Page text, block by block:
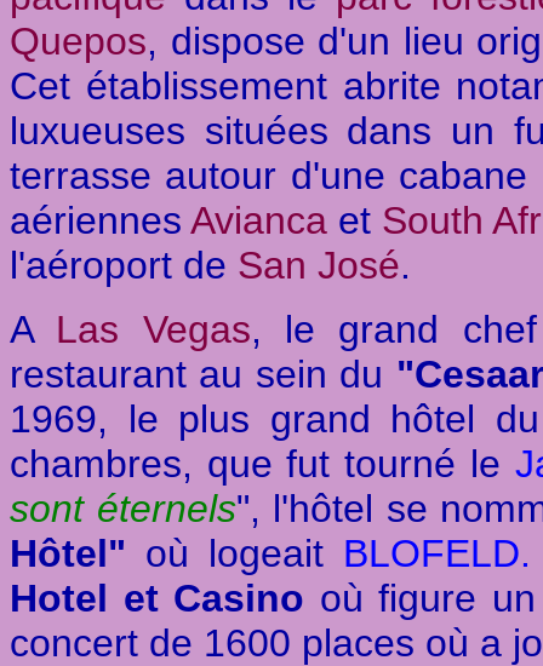
Quepos, dispose d'un lieu
Cet établissement abrite
luxueuses situées dans un
terrasse autour d'une
aériennesAvianca et South
l'aéroport de San José.
A Las Vegas, le grand
restaurant au sein du
1969, le plus grand hôtel
chambres, que fut tourné le
sont éternels", l'hôtel se
Hôtel" où logeait
Hotel et Casino où figure
concert de 1600 places où a